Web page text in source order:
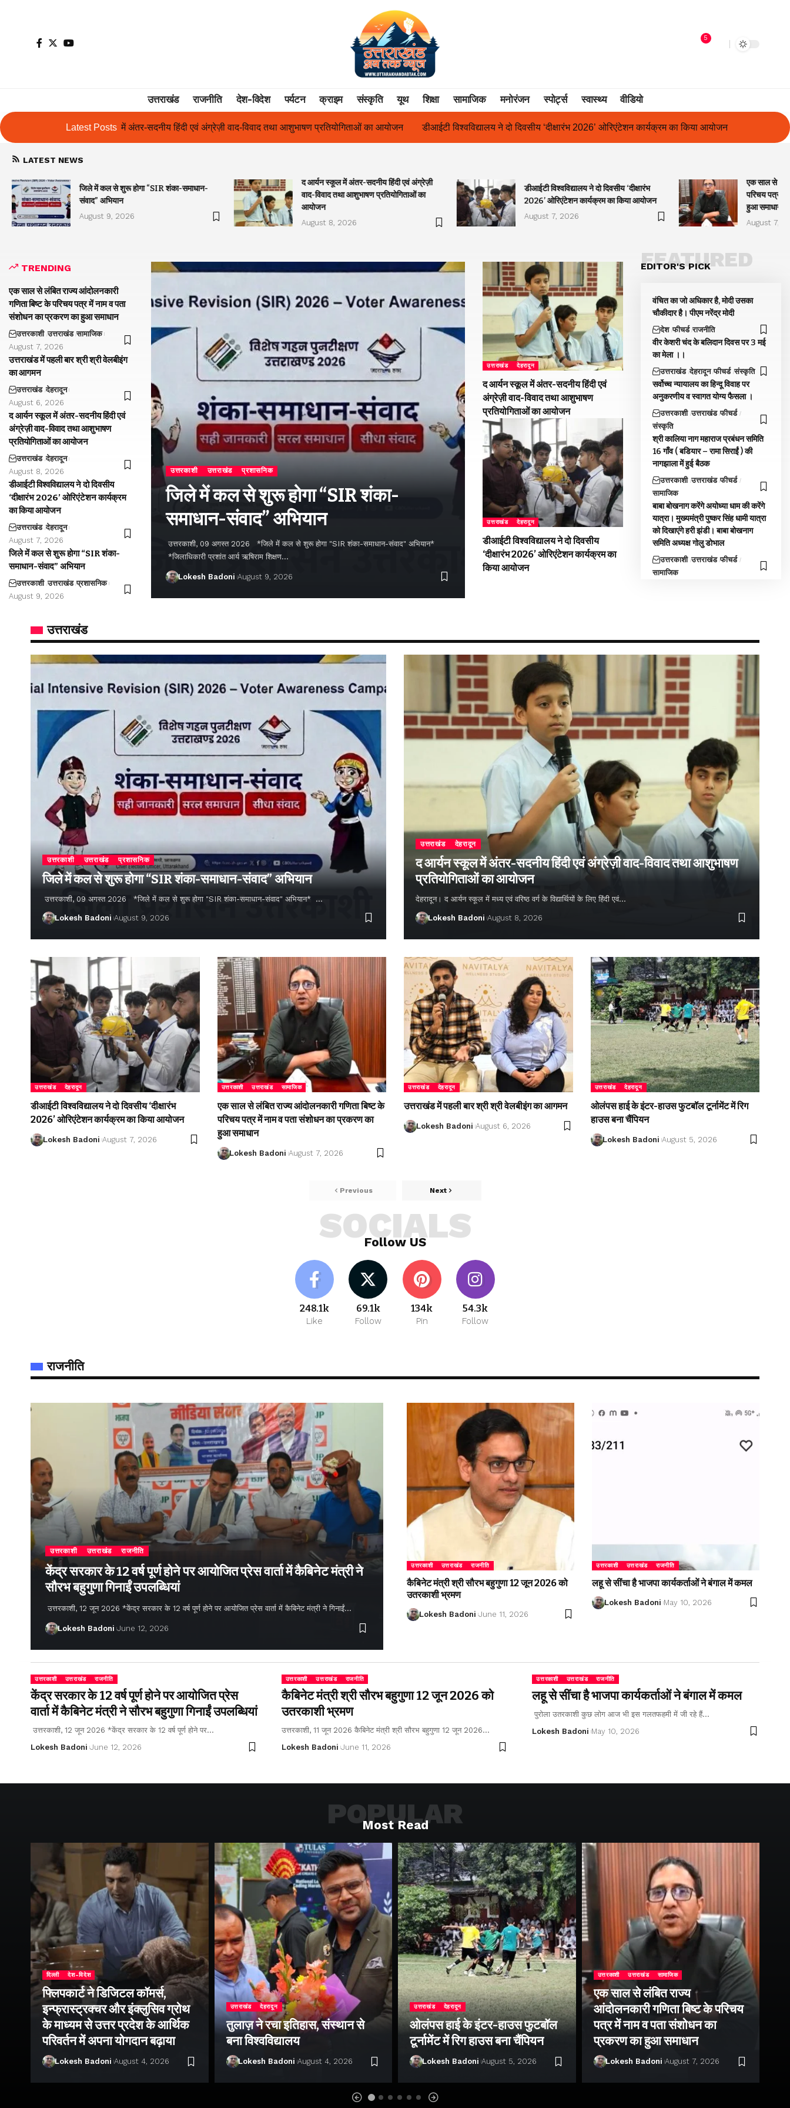
5
उत्तराखंड राजनीति देश-विदेश पर्यटन क्राइम संस्कृति यूथ शिक्षा सामाजिक मनोरंजन स्पोर्ट्स स्वास्थ्य वीडियो
Latest Posts
सदनीय हिंदी एवं अंग्रेज़ी वाद-विवाद तथा आशुभाषण प्रतियोगिताओं का आयोजन डीआईटी विश्वविद्यालय ने दो दिवसीय ‘दीक्षारंभ 2026’ ओरिएंटेशन कार्यक्रम का किया आयोजन एक साल से लंबित राज्य आंदोलनकारी गणिता
LATEST NEWS
जिले में कल से शुरू होगा “SIR शंका-समाधान-
संवाद” अभियान
August 9, 2026
द आर्यन स्कूल में अंतर-सदनीय हिंदी एवं अंग्रेज़ी
वाद-विवाद तथा आशुभाषण प्रतियोगिताओं का
आयोजन
August 8, 2026
डीआईटी विश्वविद्यालय ने दो दिवसीय ‘दीक्षारंभ
2026’ ओरिएंटेशन कार्यक्रम का किया आयोजन
August 7, 2026
एक साल से
परिचय पत्र में
हुआ समाधान
August 7,
TRENDING
एक साल से लंबित राज्य आंदोलनकारी
गणिता बिष्ट के परिचय पत्र में नाम व पता
संशोधन का प्रकरण का हुआ समाधान
उत्तरकाशी उत्तराखंड सामाजिक
August 7, 2026
उत्तराखंड में पहली बार श्री श्री वेलबीइंग
का आगमन
उत्तराखंड देहरादून
August 6, 2026
द आर्यन स्कूल में अंतर-सदनीय हिंदी एवं
अंग्रेज़ी वाद-विवाद तथा आशुभाषण
प्रतियोगिताओं का आयोजन
उत्तराखंड देहरादून
August 8, 2026
डीआईटी विश्वविद्यालय ने दो दिवसीय
‘दीक्षारंभ 2026’ ओरिएंटेशन कार्यक्रम
का किया आयोजन
उत्तराखंड देहरादून
August 7, 2026
जिले में कल से शुरू होगा “SIR शंका-
समाधान-संवाद” अभियान
उत्तरकाशी उत्तराखंड प्रशासनिक
August 9, 2026
उत्तरकाशी उत्तराखंड प्रशासनिक
जिले में कल से शुरू होगा “SIR शंका-
समाधान-संवाद” अभियान
उत्तरकाशी, 09 अगस्त 2026 *जिले में कल से शुरू होगा "SIR शंका-समाधान-संवाद" अभियान*
*जिलाधिकारी प्रशांत आर्य ऋषिराम शिक्षण…
Lokesh Badoni August 9, 2026
उत्तराखंड देहरादून
द आर्यन स्कूल में अंतर-सदनीय हिंदी एवं
अंग्रेज़ी वाद-विवाद तथा आशुभाषण
प्रतियोगिताओं का आयोजन
उत्तराखंड देहरादून
डीआईटी विश्वविद्यालय ने दो दिवसीय
‘दीक्षारंभ 2026’ ओरिएंटेशन कार्यक्रम का
किया आयोजन
EDITOR'S PICK
FEATURED
वंचित का जो अधिकार है, मोदी उसका
चौकीदार है। पीएम नरेंद्र मोदी
देश फीचर्ड राजनीति
वीर केशरी चंद के बलिदान दिवस पर 3 मई
का मेला ।।
उत्तराखंड देहरादून फीचर्ड संस्कृति
सर्वोच्च न्यायालय का हिन्दू विवाह पर
अनुकरणीय व स्वागत योग्य फैसला ।
उत्तरकाशी उत्तराखंड फीचर्ड
संस्कृति
श्री कालिया नाग महाराज प्रबंधन समिति
16 गाँव ( बडियार – रामा सिराईं ) की
नागझाला में हुई बैठक
उत्तरकाशी उत्तराखंड फीचर्ड
सामाजिक
बाबा बोखनाग करेंगे अयोध्या धाम की करेंगे
यात्रा। मुख्यमंत्री पुष्कर सिंह धामी यात्रा
को दिखाएंगे हरी झंडी। बाबा बोखनाग
समिति अध्यक्ष गोलु डोभाल
उत्तरकाशी उत्तराखंड फीचर्ड
सामाजिक
उत्तराखंड
उत्तरकाशी उत्तराखंड प्रशासनिक
जिले में कल से शुरू होगा “SIR शंका-समाधान-संवाद” अभियान
उत्तरकाशी, 09 अगस्त 2026 *जिले में कल से शुरू होगा "SIR शंका-समाधान-संवाद" अभियान* …
Lokesh Badoni August 9, 2026
उत्तराखंड देहरादून
द आर्यन स्कूल में अंतर-सदनीय हिंदी एवं अंग्रेज़ी वाद-विवाद तथा आशुभाषण
प्रतियोगिताओं का आयोजन
देहरादून। द आर्यन स्कूल में मध्य एवं वरिष्ठ वर्ग के विद्यार्थियों के लिए हिंदी एवं…
Lokesh Badoni August 8, 2026
उत्तराखंड देहरादून
डीआईटी विश्वविद्यालय ने दो दिवसीय ‘दीक्षारंभ
2026’ ओरिएंटेशन कार्यक्रम का किया आयोजन
Lokesh Badoni August 7, 2026
उत्तरकाशी उत्तराखंड सामाजिक
एक साल से लंबित राज्य आंदोलनकारी गणिता बिष्ट के
परिचय पत्र में नाम व पता संशोधन का प्रकरण का
हुआ समाधान
Lokesh Badoni August 7, 2026
उत्तराखंड देहरादून
उत्तराखंड में पहली बार श्री श्री वेलबीइंग का आगमन
Lokesh Badoni August 6, 2026
उत्तराखंड देहरादून
ओलंपस हाई के इंटर-हाउस फुटबॉल टूर्नामेंट में रिग
हाउस बना चैंपियन
Lokesh Badoni August 5, 2026
Previous Next
Follow US
SOCIALS
248.1k
Like
69.1k
Follow
134k
Pin
54.3k
Follow
राजनीति
उत्तरकाशी उत्तराखंड राजनीति
केंद्र सरकार के 12 वर्ष पूर्ण होने पर आयोजित प्रेस वार्ता में कैबिनेट मंत्री ने
सौरभ बहुगुणा गिनाईं उपलब्धियां
उत्तरकाशी, 12 जून 2026 *केंद्र सरकार के 12 वर्ष पूर्ण होने पर आयोजित प्रेस वार्ता में कैबिनेट मंत्री ने गिनाईं…
Lokesh Badoni June 12, 2026
उत्तरकाशी उत्तराखंड राजनीति
कैबिनेट मंत्री श्री सौरभ बहुगुणा 12 जून 2026 को
उतरकाशी भ्रमण
Lokesh Badoni June 11, 2026
उत्तरकाशी उत्तराखंड राजनीति
लहू से सींचा है भाजपा कार्यकर्ताओं ने बंगाल में कमल
Lokesh Badoni May 10, 2026
उत्तरकाशी उत्तराखंड राजनीति
केंद्र सरकार के 12 वर्ष पूर्ण होने पर आयोजित प्रेस
वार्ता में कैबिनेट मंत्री ने सौरभ बहुगुणा गिनाईं उपलब्धियां
उत्तरकाशी, 12 जून 2026 *केंद्र सरकार के 12 वर्ष पूर्ण होने पर…
Lokesh Badoni June 12, 2026
उत्तरकाशी उत्तराखंड राजनीति
कैबिनेट मंत्री श्री सौरभ बहुगुणा 12 जून 2026 को
उतरकाशी भ्रमण
उत्तरकाशी, 11 जून 2026 कैबिनेट मंत्री श्री सौरभ बहुगुणा 12 जून 2026…
Lokesh Badoni June 11, 2026
उत्तरकाशी उत्तराखंड राजनीति
लहू से सींचा है भाजपा कार्यकर्ताओं ने बंगाल में कमल
पुरोला उतरकाशी कुछ लोग आज भी इस गलतफहमी में जी रहे हैं…
Lokesh Badoni May 10, 2026
Most Read
POPULAR
दिल्ली देश-विदेश
फ्लिपकार्ट ने डिजिटल कॉमर्स,
इन्फ्रास्ट्रक्चर और इंक्लुसिव ग्रोथ
के माध्यम से उत्तर प्रदेश के आर्थिक
परिवर्तन में अपना योगदान बढ़ाया
Lokesh Badoni August 4, 2026
उत्तराखंड देहरादून
तुलाज़ ने रचा इतिहास, संस्थान से
बना विश्वविद्यालय
Lokesh Badoni August 4, 2026
उत्तराखंड देहरादून
ओलंपस हाई के इंटर-हाउस फुटबॉल
टूर्नामेंट में रिग हाउस बना चैंपियन
Lokesh Badoni August 5, 2026
उत्तरकाशी उत्तराखंड सामाजिक
एक साल से लंबित राज्य
आंदोलनकारी गणिता बिष्ट के परिचय
पत्र में नाम व पता संशोधन का
प्रकरण का हुआ समाधान
Lokesh Badoni August 7, 2026